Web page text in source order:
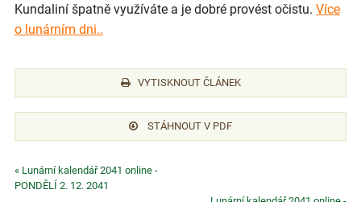
Kundaliní špatně využíváte a je dobré provést očistu. Více
o lunárním dni..
VYTISKNOUT ČLÁNEK
STÁHNOUT V PDF
« Lunární kalendář 2041 online -
PONDĚLÍ 2. 12. 2041